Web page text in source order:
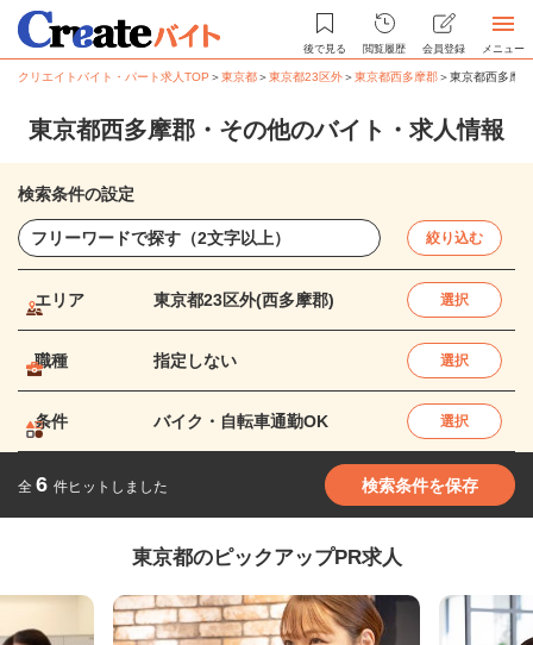
後で見る 閲覧履歴 会員登録 メニュー
クリエイトバイト・パート求人TOP ＞東京都＞東京都23区外＞東京都西多摩郡＞東京都西多摩
東京都西多摩郡・その他のバイト・求人情報
検索条件の設定
絞り込む
エリア 東京都23区外(西多摩郡) 選択
職種 指定しない 選択
条件 バイク・自転車通勤OK 選択
全 6 件ヒットしました 検索条件を保存
東京都のピックアップPR求人